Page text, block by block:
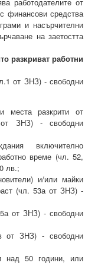
работодателите от
финансови средства
и насърчителни
на заетостта
разкриват работни
от ЗНЗ) - свободни
места разкрити от
от ЗНЗ) - свободни
включително
време (чл. 52,
лв.;
и/или майки
(чл. 53а от ЗНЗ) -
от ЗНЗ) - свободни
от ЗНЗ) - свободни
над 50 години, или